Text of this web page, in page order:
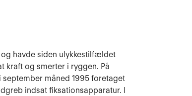
havde siden ulykkestilfældet
kraft og smerter i ryggen. På
måned 1995 foretaget
indsat fiksationsapparatur. I